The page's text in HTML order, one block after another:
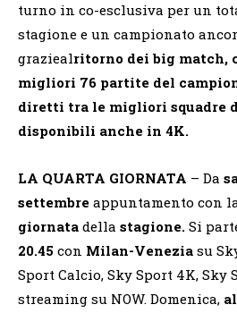
turno in co-esclusiva per un
stagione e un campionato
graziealritorno dei big match,
migliori 76 partite del
diretti tra le migliori squadre
disponibili anche in 4K.
LA QUARTA GIORNATA – Da
settembre appuntamento con
giornata della stagione. Si
20.45 con Milan-Venezia su
Sport Calcio, Sky Sport 4K, Sky
streaming su NOW. Domenica,